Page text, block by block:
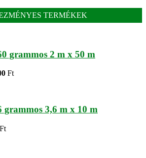
TERMÉKEK
grammos 2 m x 50 m
Ft
3,6 m x 10 m
Ft